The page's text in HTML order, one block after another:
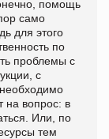
помощь
само
для этого
по
проблемы с
с
на вопрос: в
Или, по
тем